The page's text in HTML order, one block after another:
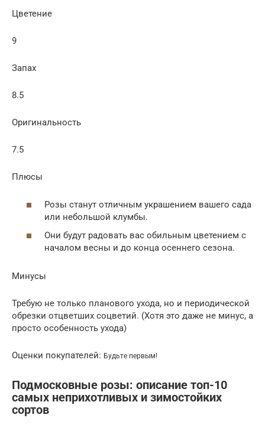
Цветение
9
Запах
8.5
Оригинальность
7.5
Плюсы
Розы станут отличным украшением вашего сада
или небольшой клумбы.
Они будут радовать вас обильным цветением с
началом весны и до конца осеннего сезона.
Минусы
Требую не только планового ухода, но и периодической
обрезки отцветших соцветий. (Хотя это даже не минус, а
просто особенность ухода)
Оценки покупателей: Будьте первым!
Подмосковные розы: описание топ-10
самых неприхотливых и зимостойких
сортов